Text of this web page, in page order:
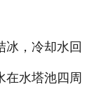
，冷却水回
在水塔池四周